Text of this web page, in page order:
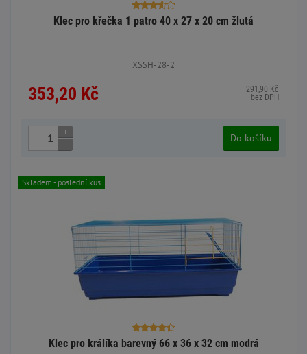
Klec pro křečka 1 patro 40 x 27 x 20 cm žlutá
XSSH-28-2
353,20 Kč
291,90 Kč
bez DPH
+
-
Do košíku
Klec pro králíka barevný 66 x 36 x 32 cm modrá
Skladem - poslední kus